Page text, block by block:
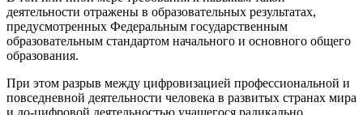
деятельности отражены в образовательных результатах,
предусмотренных Федеральным государственным
образовательным стандартом начального и основного общего
образования.
При этом разрыв между цифровизацией профессиональной и
повседневной деятельности человека в развитых странах мира
и до-цифровой деятельностью учащегося радикально